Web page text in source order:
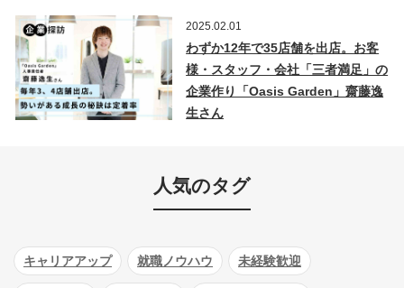
2025.02.01
わずか12年で35店舗を出店。お客
様・スタッフ・会社「三者満足」の
企業作り「Oasis Garden」齋藤逸
生さん
人気のタグ
キャリアアップ 就職ノウハウ 未経験歓迎